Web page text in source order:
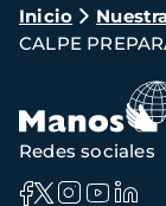
Ruta
de
Inicio
CALPE
Redes sociales